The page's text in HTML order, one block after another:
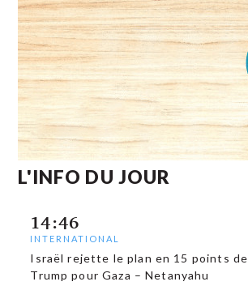
L'INFO DU JOUR
14:46
INTERNATIONAL
Israël rejette le plan en 15 points de
Trump pour Gaza – Netanyahu